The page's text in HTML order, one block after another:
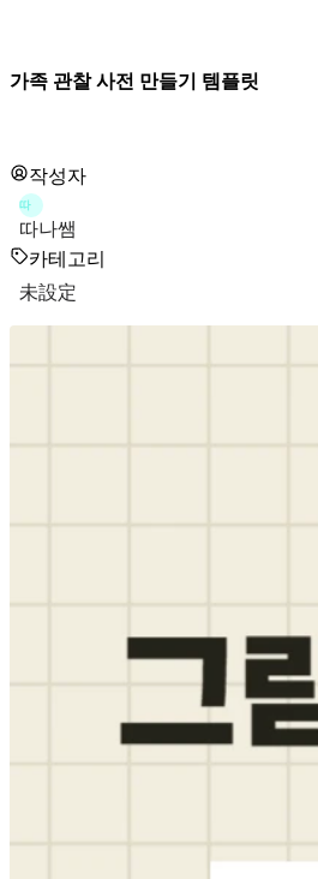
가족 관찰 사전 만들기 템플릿
작성자
따
따나쌤
카테고리
未設定